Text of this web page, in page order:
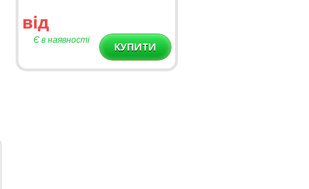
від
Є в наявності КУПИТИ